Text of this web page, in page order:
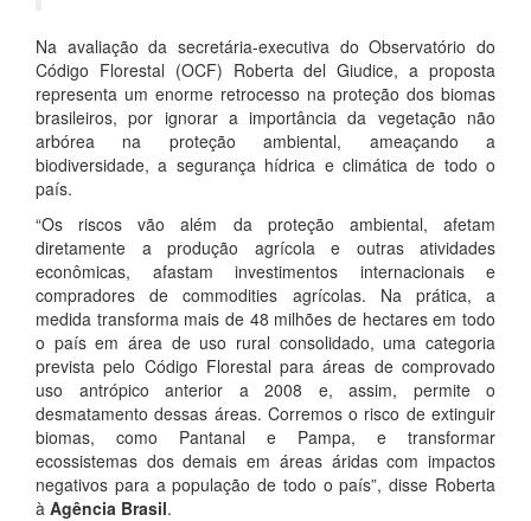
Na avaliação da secretária-executiva do Observatório do
Código Florestal (OCF) Roberta del Giudice, a proposta
representa um enorme retrocesso na proteção dos biomas
brasileiros, por ignorar a importância da vegetação não
arbórea na proteção ambiental, ameaçando a
biodiversidade, a segurança hídrica e climática de todo o
país.
“Os riscos vão além da proteção ambiental, afetam
diretamente a produção agrícola e outras atividades
econômicas, afastam investimentos internacionais e
compradores de commodities agrícolas. Na prática, a
medida transforma mais de 48 milhões de hectares em todo
o país em área de uso rural consolidado, uma categoria
prevista pelo Código Florestal para áreas de comprovado
uso antrópico anterior a 2008 e, assim, permite o
desmatamento dessas áreas. Corremos o risco de extinguir
biomas, como Pantanal e Pampa, e transformar
ecossistemas dos demais em áreas áridas com impactos
negativos para a população de todo o país”, disse Roberta
à Agência Brasil.